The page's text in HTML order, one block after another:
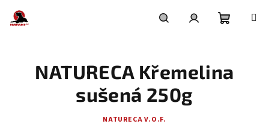
obsah
košík
NATURECA Křemelina
sušená 250g
NATURECA V.O.F.